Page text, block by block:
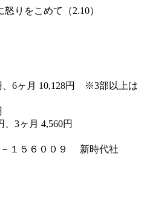
りをこめて（2.10）
、6ヶ月 10,128円 ※3部以上は
、3ヶ月 4,560円
１５６００９ 新時代社